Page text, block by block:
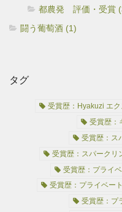
都農発 評価・受賞
闘う葡萄酒 (1)
タグ
受賞歴：Hyakuzi エ
受賞歴：
受賞歴：ス
受賞歴：スパークリ
受賞歴：プライ
受賞歴：プライベー
受賞歴：プ